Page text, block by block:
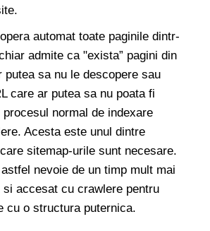
automat toate paginile dintr-
admite ca "exista” pagini din
putea sa nu le descopere sau
care ar putea sa nu poata fi
normal de indexare
Acesta este unul dintre
sitemap-urile sunt necesare.
nevoie de un timp mult mai
accesat cu crawlere pentru
cu o structura puternica.